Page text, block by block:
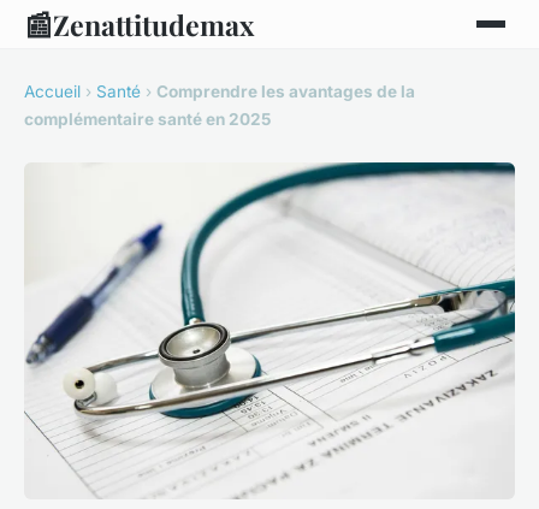
📰Zenattitudemax
Accueil › Santé › Comprendre les avantages de la
complémentaire santé en 2025